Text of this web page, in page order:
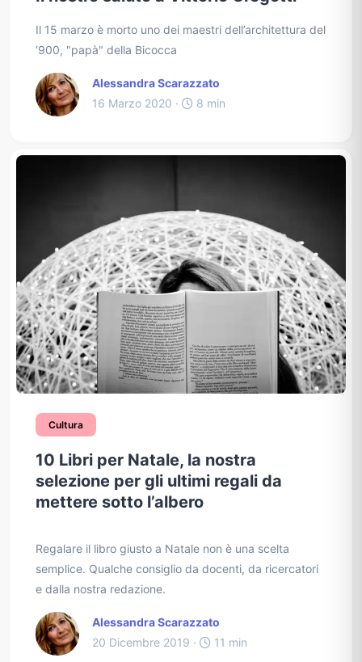
Il 15 marzo è morto uno dei maestri dell’architettura del
‘900, "papà" della Bicocca
Alessandra Scarazzato
16 Marzo 2020 ·
8 min
Cultura
10 Libri per Natale, la nostra
selezione per gli ultimi regali da
mettere sotto l’albero
Regalare il libro giusto a Natale non è una scelta
semplice. Qualche consiglio da docenti, da ricercatori
e dalla nostra redazione.
Alessandra Scarazzato
20 Dicembre 2019 ·
11 min